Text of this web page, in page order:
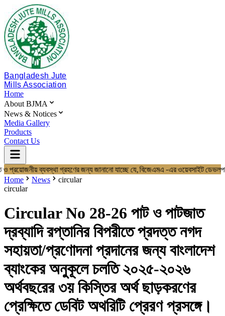
Bangladesh Jute
Mills Association
Home
About BJMA
News & Notices
Media Gallery
Products
Contact Us
Home
About BJMA
About Us
Secretariat & Staff
Members List
News & Notices
News & Notices
Publications
Media Gallery
Contact Us
ব্যবস্থা গ্রহণের জন্য জানানো যাচ্ছে যে, বিজেএমএ -এর
Home News
circular
circular
Circular No 28-26 পাট ও পাটজাত
দ্রব্যাদি রপ্তানির বিপরীতে প্রদত্ত নগদ
সহায়তা/প্রণোদনা প্রদানের জন্য বাংলাদেশ
ব্যাংকের অনুকূলে চলতি ২০২৫-২০২৬
অর্থবছরের ৩য় কিস্তির অর্থ ছাড়করণের
প্রেক্ষিতে ডেবিট অথরিটি প্রেরণ প্রসঙ্গে।